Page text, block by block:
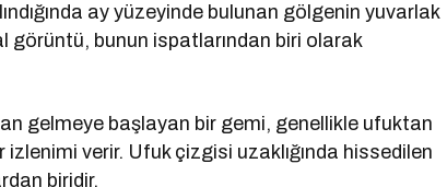
ay yüzeyinde bulunan gölgenin yuvarlak
görüntü, bunun ispatlarından biri olarak
gelmeye başlayan bir gemi, genellikle ufuktan
izlenimi verir. Ufuk çizgisi uzaklığında hissedilen
biridir.